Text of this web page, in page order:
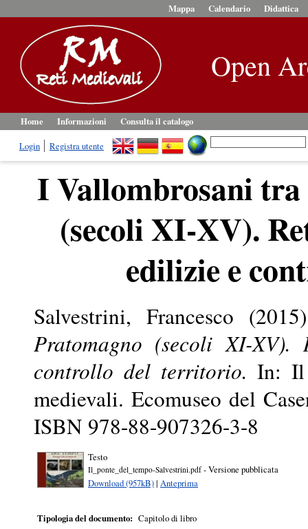
Mappa Calendario Didattica
Open
Home Informazioni
Consulta il catalogo
Login
Registra utente
I Vallombrosani tra
(secoli XI-XV).
edilizie e
Salvestrini, Francesco
Pratomagno (secoli XI-
controllo del territorio. In: Il
medievali. Ecomuseo del
ISBN 978-88-907326-3-8
Testo
Il_ponte_del_tempo-Salvestrini.pdf- Versione pubblicata
Download (957kB)| Anteprima
Tipologia del documento: Capitolo di libro